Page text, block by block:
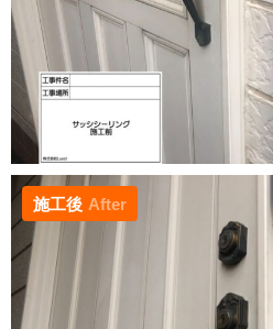
施工後 After